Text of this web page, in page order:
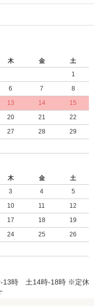
木 金
土
1
6 7
8
13 14
15
20 21
22
27 28
29
木 金
土
3 4
5
10 11
12
17 18
19
24 25
26
-13時 土14時-18時 ※定休